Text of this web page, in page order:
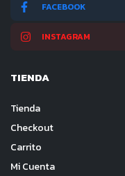
FACEBOOK
INSTAGRAM
TIENDA
Tienda
Checkout
Carrito
Mi Cuenta